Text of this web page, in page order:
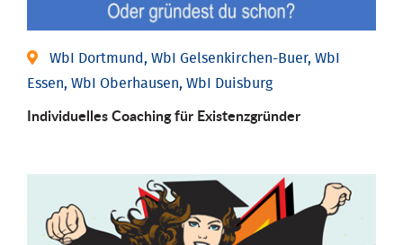
WbI Dortmund, WbI Gelsenkirchen-Buer, WbI
Essen, WbI Oberhausen, WbI Duisburg
Individu­elles Coaching für Existenz­gründer